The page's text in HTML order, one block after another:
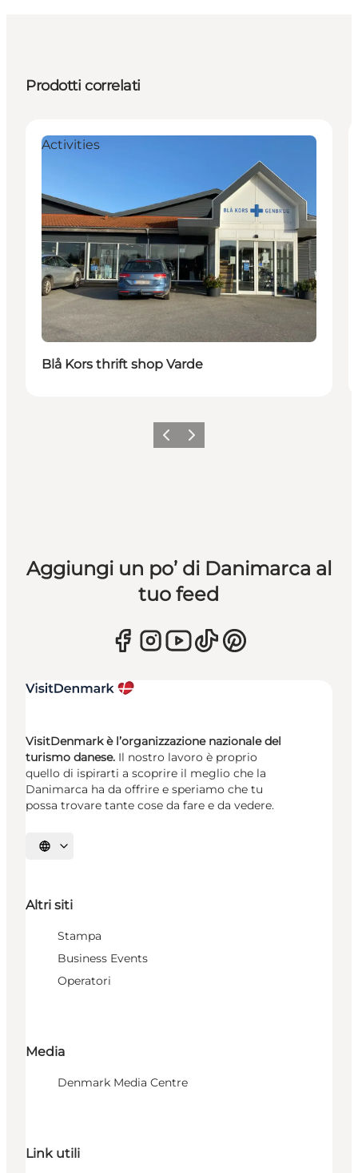
Prodotti correlati
Activities
Blå Kors thrift shop Varde
Precedente
Avanti
Aggiungi un po’ di Danimarca al
tuo feed
VisitDenmark è l’organizzazione nazionale del
turismo danese. Il nostro lavoro è proprio
quello di ispirarti a scoprire il meglio che la
Danimarca ha da offrire e speriamo che tu
possa trovare tante cose da fare e da vedere.
Seleziona la lingua
Altri siti
Stampa
Business Events
Operatori
Media
Denmark Media Centre
Link utili